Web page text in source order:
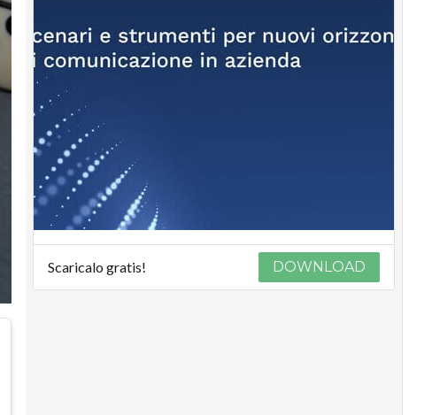
Scaricalo gratis! DOWNLOAD